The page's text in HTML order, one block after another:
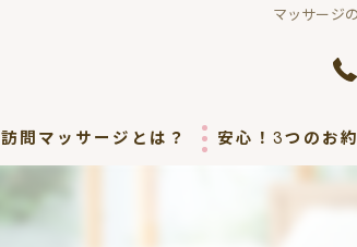
マッサージ
訪問マッサージとは？ 安心！3つのお